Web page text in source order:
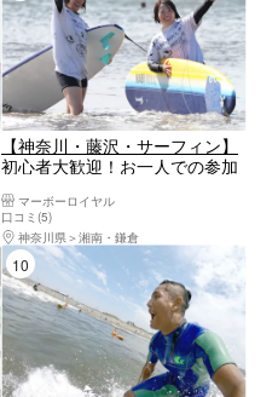
【神奈川・藤沢・サーフィン】
初心者大歓迎！お一人での参加
レッスン！2時間サーフィン体
験
マーボーロイヤル
口コミ(5)
神奈川県
湘南・鎌倉
10位